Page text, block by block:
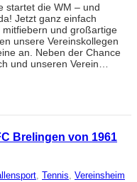
startet die WM – und
Jetzt ganz einfach
mitfiebern und großartige
unsere Vereinskollegen
an. Neben der Chance
und unseren Verein…
Brelingen von 1961
, Tennis, Vereinsheim